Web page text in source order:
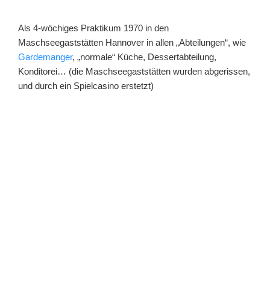
Als 4-wöchiges Praktikum 1970 in den
Maschseegaststätten Hannover in allen „Abteilungen“, wie
Gardemanger, „normale“ Küche, Dessertabteilung,
Konditorei… (die Maschseegaststätten wurden abgerissen,
und durch ein Spielcasino erstetzt)